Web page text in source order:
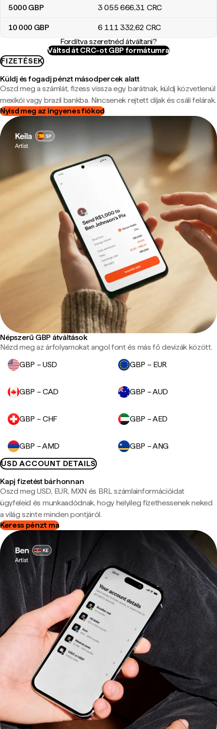
5000 GBP 3 055 666,31 CRC
10 000 GBP 6 111 332,62 CRC
Fordítva szeretnéd átváltani?
Váltsd át CRC-ot GBP formátumra
FIZETÉSEK
Küldj és fogadj pénzt másodpercek alatt
Oszd meg a számlát, fizess vissza egy barátnak, küldj közvetlenül
mexikói vagy brazil bankba. Nincsenek rejtett díjak és csáli felárak.
Nyisd meg az ingyenes fiókod
Népszerű GBP átváltások
Nézd meg az árfolyamokat angol font és más fő devizák között.
GBP – USD
GBP – EUR
GBP – CAD GBP – AUD
GBP – CHF GBP – AED
GBP – AMD
GBP – ANG
USD ACCOUNT DETAILS
Kapj fizetést bárhonnan
Oszd meg USD, EUR, MXN és BRL számlainformációidat
ügyfeleid és munkaadódnak, hogy helyileg fizethessenek neked
a világ szinte minden pontjáról.
Keress pénzt ma